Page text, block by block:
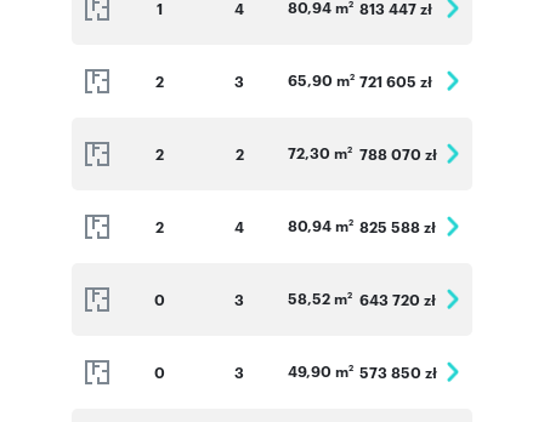
1 4 80,94 m2 813 447 zł
2 3 65,90 m2 721 605 zł
2 2 72,30 m2 788 070 zł
2 4 80,94 m2 825 588 zł
0 3 58,52 m2 643 720 zł
0 3 49,90 m2 573 850 zł